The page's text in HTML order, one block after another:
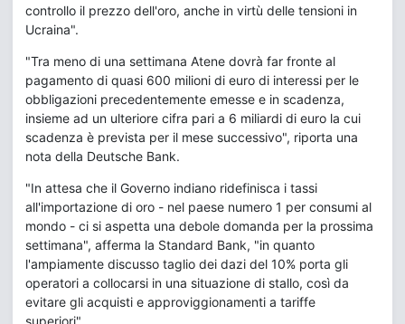
controllo il prezzo dell'oro, anche in virtù delle tensioni in
Ucraina".
"Tra meno di una settimana Atene dovrà far fronte al
pagamento di quasi 600 milioni di euro di interessi per le
obbligazioni precedentemente emesse e in scadenza,
insieme ad un ulteriore cifra pari a 6 miliardi di euro la cui
scadenza è prevista per il mese successivo", riporta una
nota della Deutsche Bank.
"In attesa che il Governo indiano ridefinisca i tassi
all'importazione di oro - nel paese numero 1 per consumi al
mondo - ci si aspetta una debole domanda per la prossima
settimana", afferma la Standard Bank, "in quanto
l'ampiamente discusso taglio dei dazi del 10% porta gli
operatori a collocarsi in una situazione di stallo, così da
evitare gli acquisti e approviggionamenti a tariffe
superiori".